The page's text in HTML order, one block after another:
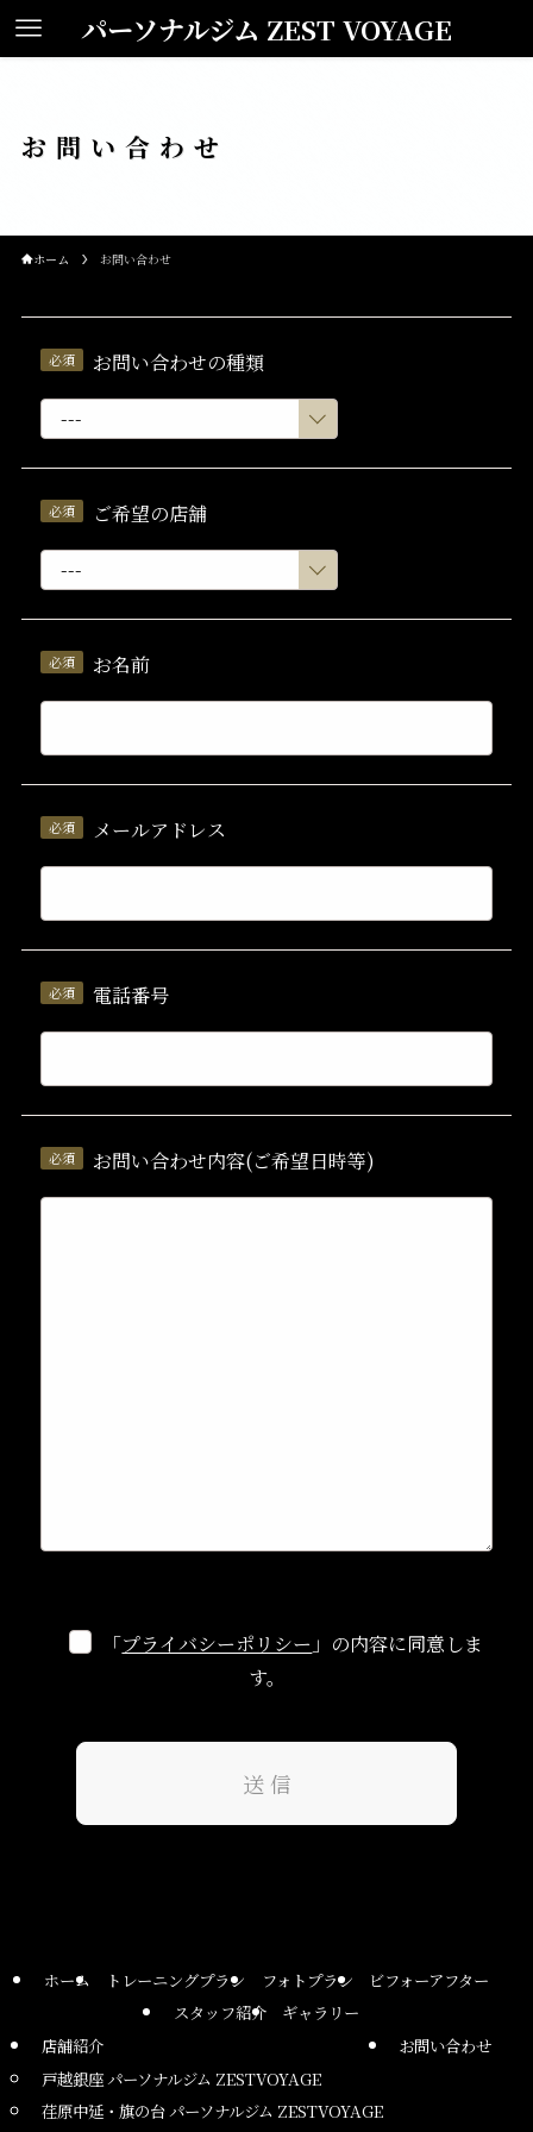
パーソナルジム ZEST VOYAGE
お問い合わせ
ホーム お問い合わせ
お問い合わせの種類
ご希望の店舗
お名前
メールアドレス
電話番号
お問い合わせ内容(ご希望日時等)
「プライバシーポリシー 」の内容に同意しま
す。
ホーム トレーニングプラン フォトプラン
ビフォーアフター
スタッフ紹介
ギャラリー
店舗紹介
戸越銀座 パーソナルジム ZESTVOYAGE
荏原中延・旗の台 パーソナルジム ZESTVOYAGE
お問い合わせ